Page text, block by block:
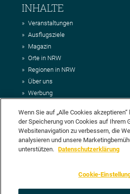
INHALTE
Veranstaltungen
Ausflugsziele
Magazin
Orte in NRW
Regionen in NRW
Über uns
Werbung
Impressum
AGB
Datenschutz
DEIN VORSCHLAG FÜR
vorschlagen? Klasse, dann nutze doch
Wenn Sie auf „Alle Cookies
der Speicherung von Cookies auf Ihrem
Websitenavigation zu verbessern, die
analysieren und unsere
unterstützen. Datenschutzerklärung
Cookie-